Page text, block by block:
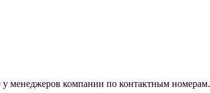
у менеджеров компании по контактным номерам.